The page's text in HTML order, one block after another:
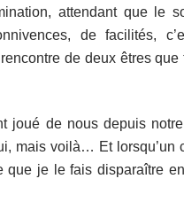
attendant que le
de facilités,
de deux êtres que
joué de nous depuis
mais voilà… Et lorsqu’un
que je le fais disparaître